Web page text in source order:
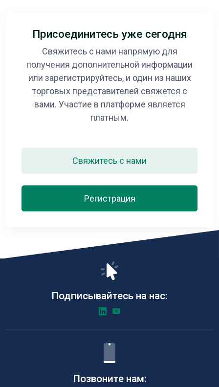
Присоединитесь уже сегодня
Свяжитесь с нами напрямую для
получения дополнительной информации
или зарегистрируйтесь, и один из наших
торговых представителей свяжется с
вами. Участие в платформе является
платным.
Свяжитесь с нами
Регистрация
Подписывайтесь на нас:
Позвоните нам: